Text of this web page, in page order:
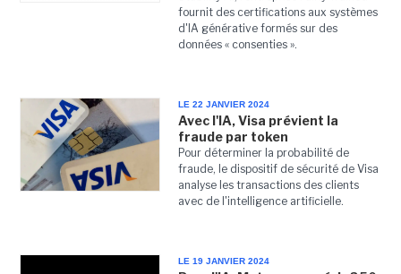
fournit des certifications aux systèmes
d'IA générative formés sur des
données « consenties ».
LE 22 JANVIER 2024
Avec l'IA, Visa prévient la
fraude par token
Pour déterminer la probabilité de
fraude, le dispositif de sécurité de Visa
analyse les transactions des clients
avec de l'intelligence artificielle.
LE 19 JANVIER 2024